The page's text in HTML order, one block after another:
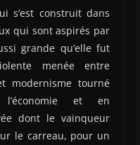
s’est construit dans
qui sont aspirés par
grande qu’elle fut
menée entre
modernisme tourné
l’économie et en
dont le vainqueur
le carreau, pour un